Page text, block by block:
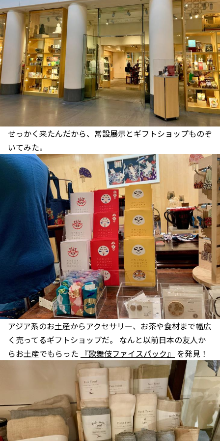
せっかく来たんだから、常設展示とギフトショップものぞ
いてみた。
アジア系のお土産からアクセサリー、お茶や食材まで幅広
く売ってるギフトショップだ。 なんと以前日本の友人か
らお土産でもらった 『歌舞伎ファイスパック』 を発見！